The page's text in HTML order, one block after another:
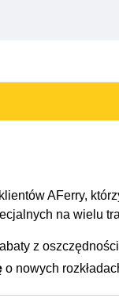
AFerry,
na wielu
z
o nowych